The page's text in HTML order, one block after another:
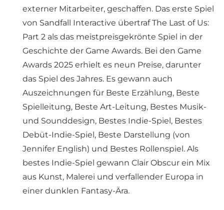
externer Mitarbeiter, geschaffen. Das erste Spiel
von Sandfall Interactive übertraf The Last of Us:
Part 2 als das meistpreisgekrönte Spiel in der
Geschichte der Game Awards. Bei den Game
Awards 2025 erhielt es neun Preise, darunter
das Spiel des Jahres. Es gewann auch
Auszeichnungen für Beste Erzählung, Beste
Spielleitung, Beste Art-Leitung, Bestes Musik-
und Sounddesign, Bestes Indie-Spiel, Bestes
Debüt-Indie-Spiel, Beste Darstellung (von
Jennifer English) und Bestes Rollenspiel. Als
bestes Indie-Spiel gewann Clair Obscur ein Mix
aus Kunst, Malerei und verfallender Europa in
einer dunklen Fantasy-Ära.